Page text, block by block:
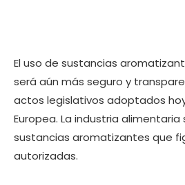
El uso de sustancias
será aún más seguro y
actos legislativos adoptados
Europea. La industria
sustancias aromatizantes que
autorizadas.